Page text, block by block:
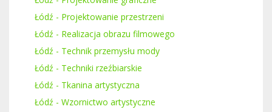
Łódź - Projektowanie przestrzeni
Łódź - Realizacja obrazu filmowego
Łódź - Technik przemysłu mody
Łódź - Techniki rzeźbiarskie
Łódź - Tkanina artystyczna
Łódź - Wzornictwo artystyczne